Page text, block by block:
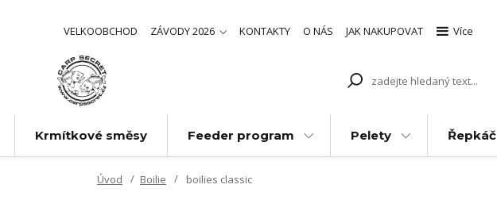
VELKOOBCHOD ZÁVODY 2026 KONTAKTY O NÁS JAK NAKUPOVAT Více
Krmítkové směsy Feeder program Pelety Řepkáč
Úvod Boilie boilies classic